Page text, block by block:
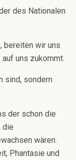
des Nationalen
bereiten wir uns
uns zukommt.
sind, sondern
der schon die
die
wären.
Phantasie und